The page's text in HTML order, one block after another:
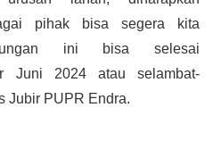
pihak bisa segera kita
ini bisa selesai
Juni 2024 atau selambat-
Jubir PUPR Endra.